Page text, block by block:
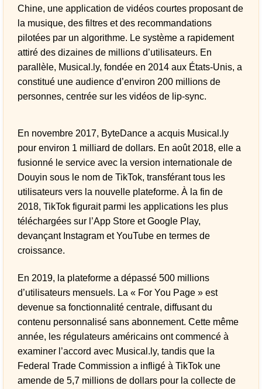
Chine, une application de vidéos courtes proposant de
la musique, des filtres et des recommandations
pilotées par un algorithme. Le système a rapidement
attiré des dizaines de millions d’utilisateurs. En
parallèle, Musical.ly, fondée en 2014 aux États-Unis, a
constitué une audience d’environ 200 millions de
personnes, centrée sur les vidéos de lip-sync.
En novembre 2017, ByteDance a acquis Musical.ly
pour environ 1 milliard de dollars. En août 2018, elle a
fusionné le service avec la version internationale de
Douyin sous le nom de TikTok, transférant tous les
utilisateurs vers la nouvelle plateforme. À la fin de
2018, TikTok figurait parmi les applications les plus
téléchargées sur l’App Store et Google Play,
devançant Instagram et YouTube en termes de
croissance.
En 2019, la plateforme a dépassé 500 millions
d’utilisateurs mensuels. La « For You Page » est
devenue sa fonctionnalité centrale, diffusant du
contenu personnalisé sans abonnement. Cette même
année, les régulateurs américains ont commencé à
examiner l’accord avec Musical.ly, tandis que la
Federal Trade Commission a infligé à TikTok une
amende de 5,7 millions de dollars pour la collecte de